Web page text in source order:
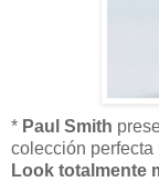
* Paul Smith
colección perfecta
Look totalmente